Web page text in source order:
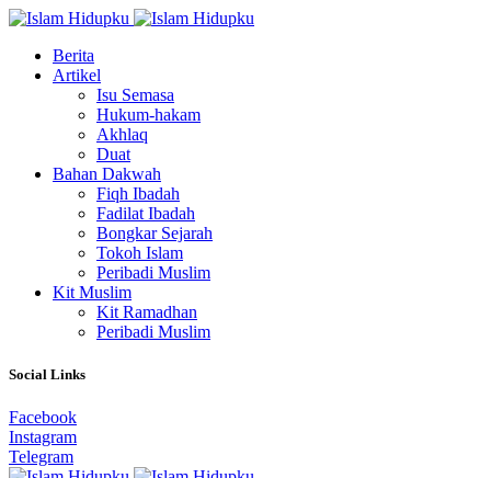
Berita
Artikel
Isu Semasa
Hukum-hakam
Akhlaq
Duat
Bahan Dakwah
Fiqh Ibadah
Fadilat Ibadah
Bongkar Sejarah
Tokoh Islam
Peribadi Muslim
Kit Muslim
Kit Ramadhan
Peribadi Muslim
Social Links
Facebook
Instagram
Telegram